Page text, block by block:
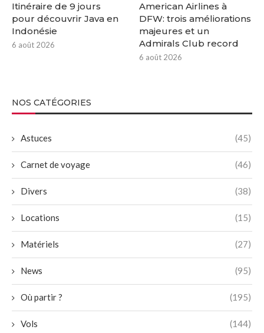
Itinéraire de 9 jours
pour découvrir Java en
Indonésie
6 août 2026
American Airlines à
DFW: trois améliorations
majeures et un
Admirals Club record
6 août 2026
NOS CATÉGORIES
Astuces (45)
Carnet de voyage (46)
Divers (38)
Locations (15)
Matériels (27)
News (95)
Où partir ? (195)
Vols (144)